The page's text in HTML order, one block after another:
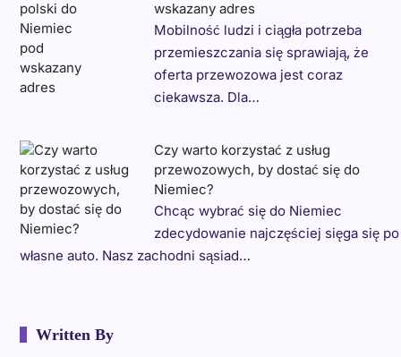
wskazany adres
Mobilność ludzi i ciągła potrzeba
przemieszczania się sprawiają, że
oferta przewozowa jest coraz
ciekawsza. Dla…
Czy warto korzystać z usług
przewozowych, by dostać się do
Niemiec?
Chcąc wybrać się do Niemiec
zdecydowanie najczęściej sięga się po
własne auto. Nasz zachodni sąsiad…
Written By